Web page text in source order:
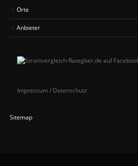
Orte
Anbieter
Impressum / Datenschutz
Sitemap